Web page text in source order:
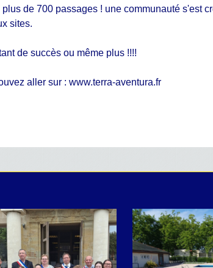
de 700 passages ! une communauté s'est
sites.
de succès ou même plus !!!!
aller sur : www.terra-aventura.fr